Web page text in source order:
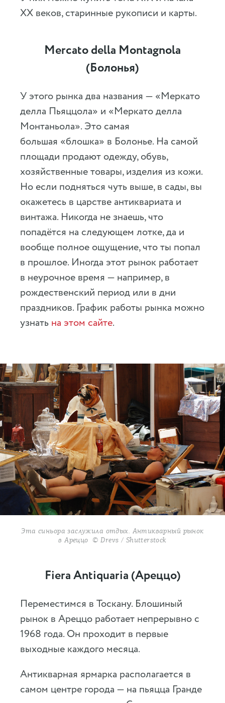
XX веков, старинные рукописи и карты.
Mercato della Montagnola
(Болонья)
У этого рынка два названия — «Меркато
делла Пьяццола» и «Меркато делла
Монтаньола». Это самая
большая «блошка» в Болонье. На самой
площади продают одежду, обувь,
хозяйственные товары, изделия из кожи.
Но если подняться чуть выше, в сады, вы
окажетесь в царстве антиквариата и
винтажа. Никогда не знаешь, что
попадётся на следующем лотке, да и
вообще полное ощущение, что ты попал
в прошлое. Иногда этот рынок работает
в неурочное время — например, в
рождественский период или в дни
праздников. График работы рынка можно
узнать на этом сайте.
Эта синьора заслужила отдых. Антикварный рынок
в Ареццо © Drevs / Shutterstock
Fiera Antiquaria (Ареццо)
Переместимся в Тоскану. Блошиный
рынок в Ареццо работает непрерывно с
1968 года. Он проходит в первые
выходные каждого месяца.
Антикварная ярмарка располагается в
самом центре города — на пьяцца Гранде